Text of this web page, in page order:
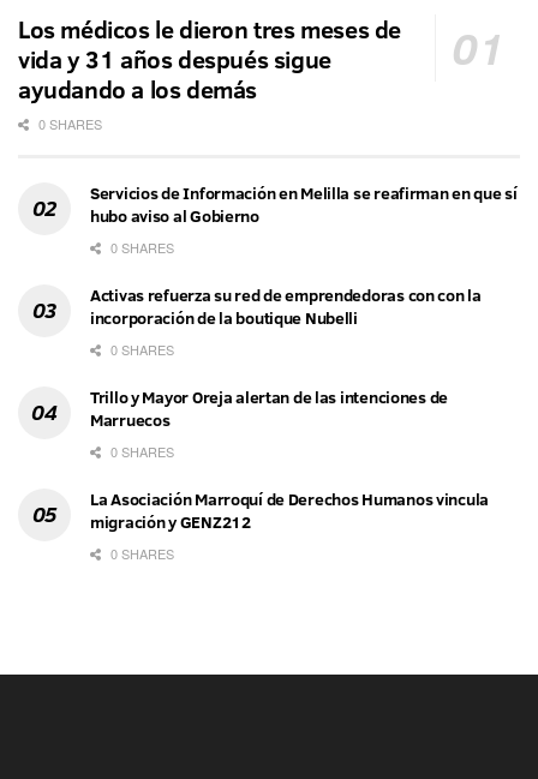
Los médicos le dieron tres meses de
vida y 31 años después sigue
ayudando a los demás
0 SHARES
Servicios de Información en Melilla se reafirman en que sí
hubo aviso al Gobierno
0 SHARES
Activas refuerza su red de emprendedoras con con la
incorporación de la boutique Nubelli
0 SHARES
Trillo y Mayor Oreja alertan de las intenciones de
Marruecos
0 SHARES
La Asociación Marroquí de Derechos Humanos vincula
migración y GENZ212
0 SHARES